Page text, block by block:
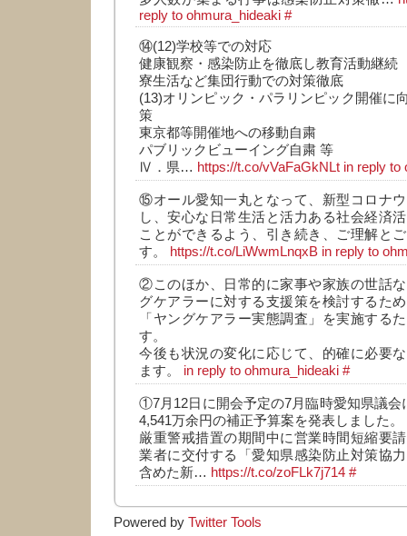
reply to ohmura_hideaki #
⑭(12)学校等での対応
健康観察・感染防止を徹底し教育活動継続
寮生活など集団行動での対策徹底
(13)オリンピック・パラリンピック開催に
策
東京都等開催地への移動自粛
パブリックビューイング自粛 等
Ⅳ．県… https://t.co/vVaFaGkNLt in reply to
⑮オール愛知一丸となって、新型コロナ
し、安心な日常生活と活力ある社会経済
ことができるよう、引き続き、ご理解と
す。
https://t.co/LiWwmLnqxB in reply to
②このほか、日常的に家事や家族の世話
グケアラーに対する支援策を検討するた
「ヤングケアラー実態調査」を実施する
す。
今後も状況の変化に応じて、的確に必要
ます。 in reply to ohmura_hideaki #
①7月12日に開会予定の7月臨時愛知県議会
4,541万余円の補正予算案を発表しました。
厳重警戒措置の期間中に営業時間短縮要
業者に交付する「愛知県感染防止対策協
含めた新… https://t.co/zoFLk7j714 #
Powered by Twitter Tools